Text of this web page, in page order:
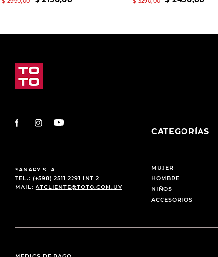
SANARY S. A.
TEL.: (+598) 2511 2291 INT 2
MAIL: ATCLIENTE@TOTO.COM.UY
CATEGORÍAS
MUJER
HOMBRE
NIÑOS
ACCESORIOS